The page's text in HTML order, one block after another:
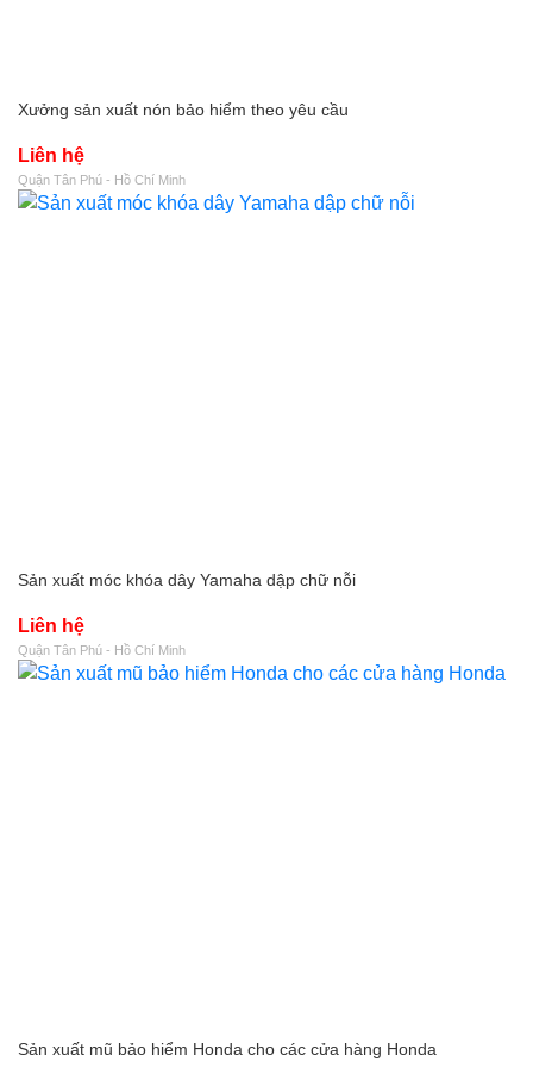
Xưởng sản xuất nón bảo hiểm theo yêu cầu
Liên hệ
Quận Tân Phú - Hồ Chí Minh
Sản xuất móc khóa dây Yamaha dập chữ nỗi
Liên hệ
Quận Tân Phú - Hồ Chí Minh
Sản xuất mũ bảo hiểm Honda cho các cửa hàng Honda